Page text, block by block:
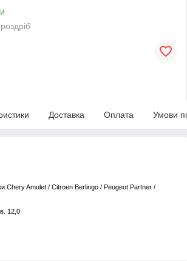
Доставка Оплата Умови
Chery Amulet / Citroen Berlingo / Peugeot Partner /
12,0